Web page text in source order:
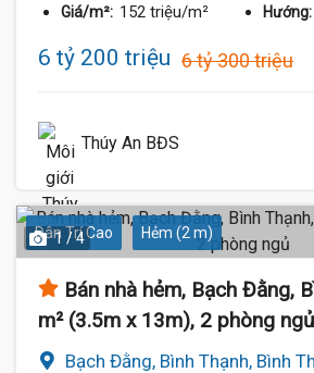
Giá/m²: 152 triệu/m² Hướng:
6 tỷ 200 triệu 6 tỷ 300 triệu
Thúy An BĐS
Dân Trí Cao Hẻm (2 m)
1 / 4
Bán nhà hẻm, Bạch Đằng,
m² (3.5m x 13m), 2 phòng ngủ
Bạch Đằng, Bình Thạnh, Bình